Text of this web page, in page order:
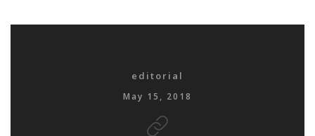
editorial
May 15, 2018